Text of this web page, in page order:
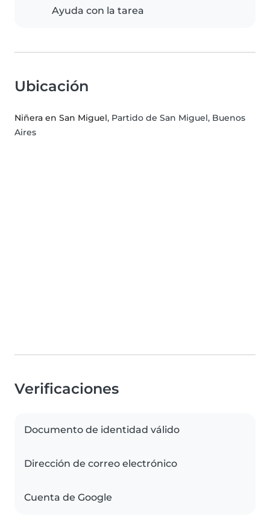
Ayuda con la tarea
Ubicación
Niñera en San Miguel, Partido de San Miguel, Buenos
Aires
Verificaciones
Documento de identidad válido
Dirección de correo electrónico
Cuenta de Google